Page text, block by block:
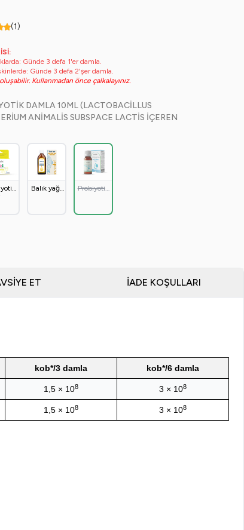
(1)
Günde 3 defa 1'er damla.
Günde 3 defa 2'şer damla.
Kullanmadan önce çalkalayınız.
DAMLA 10ML (LACTOBACILLUS
ANIMALIS SUBSPACE LACTIS IÇEREN
Balık yağı
Probiyotik
(Lactobacillus
ET İADE KOŞULLARI
kob*/3 damla kob*/6 damla
1,5 × 108 3 × 108
1,5 × 108 3 × 108